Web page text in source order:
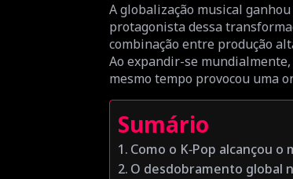
A globalização musical
protagonista dessa
combinação entre produção
Ao expandir-se
mesmo tempo provocou uma
Sumário
Como o K‑Pop alcançou
O desdobramento global